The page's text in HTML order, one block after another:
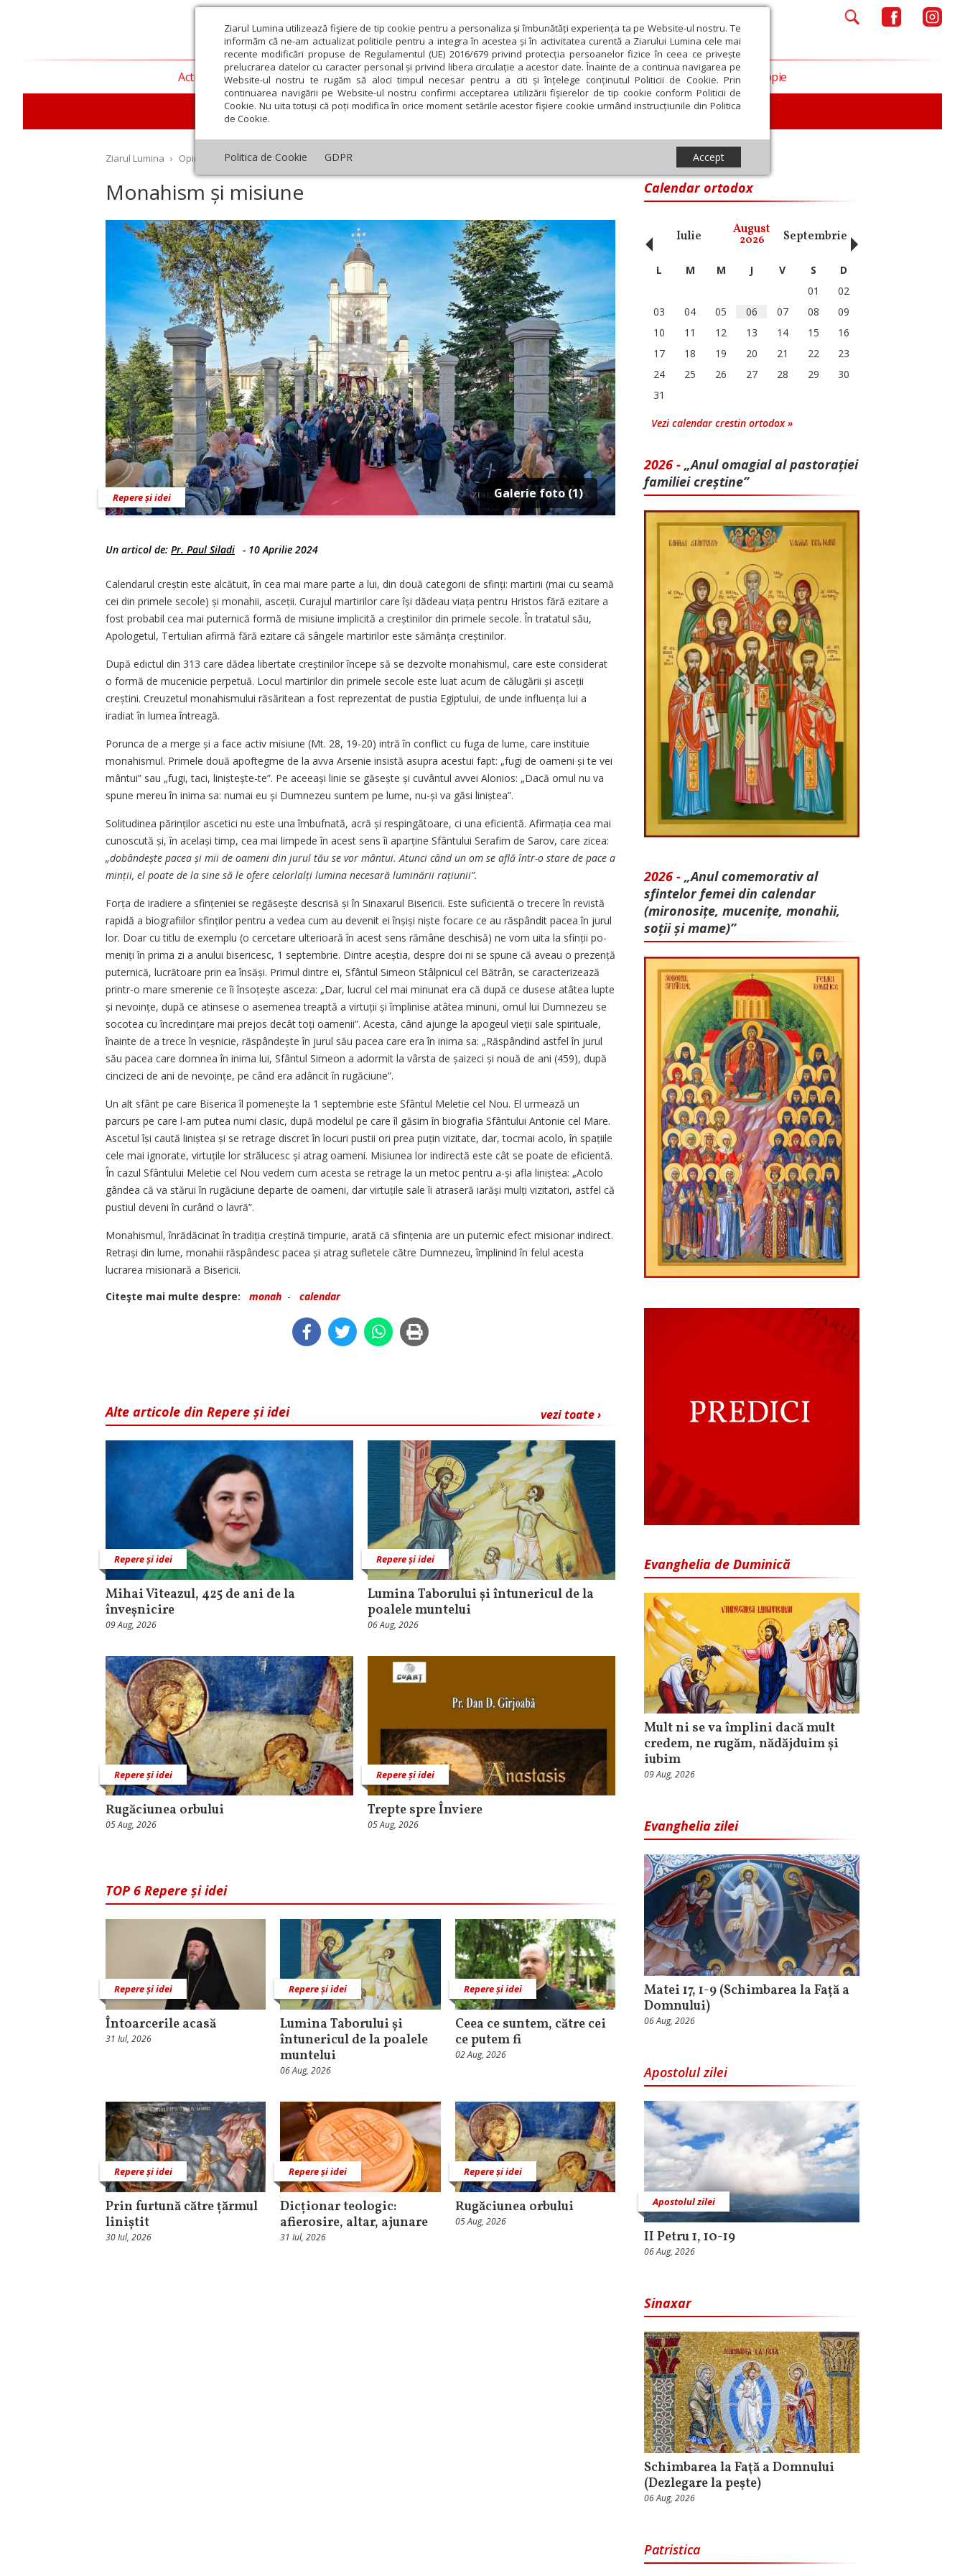
Ziarul Lumina utilizează fişiere de tip cookie pentru a personaliza și îmbunătăți experiența ta pe Website-ul nostru. Te
informăm că ne-am actualizat politicile pentru a integra în acestea și în activitatea curentă a Ziarului Lumina cele mai
recente modificări propuse de Regulamentul (UE) 2016/679 privind protecția persoanelor fizice în ceea ce privește
prelucrarea datelor cu caracter personal și privind libera circulație a acestor date. Înainte de a continua navigarea pe
Website-ul nostru te rugăm să aloci timpul necesar pentru a citi și înțelege conținutul Politicii de Cookie. Prin
continuarea navigării pe Website-ul nostru confirmi acceptarea utilizării fişierelor de tip cookie conform Politicii de
Cookie. Nu uita totuși că poți modifica în orice moment setările acestor fişiere cookie urmând instrucțiunile din Politica
de Cookie.
Politica de Cookie GDPR Accept
Actualitate religioasă Teologie și spiritualitate Educaţie și Cultură Societate Opinii
Editorial Repere și idei Pilda zilei
Filantropie
Ziarul Lumina › Opinii Repere și idei › Monahism și misiune
Monahism și misiune
Galerie foto (1)
Repere și idei
Un articol de: Pr. Paul Siladi - 10 Aprilie 2024
Calendarul creștin este alcătuit, în cea mai mare parte a lui, din două categorii de sfinți: martirii (mai cu seamă
cei din primele secole) și monahii, asceții. Curajul martirilor care își dădeau viața pentru Hristos fără ezitare a
fost probabil cea mai puternică formă de misiune implicită a creștinilor din primele secole. În tratatul său,
Apologetul, Tertulian afirmă fără ezitare că sângele martirilor este sămânța creștinilor.
După edictul din 313 care dădea libertate creștinilor începe să se dezvolte monahismul, care este considerat
o formă de mucenicie perpetuă. Locul martirilor din primele secole este luat acum de călugării și asceții
creștini. Creuzetul monahismului răsăritean a fost reprezentat de pustia Egiptului, de unde influența lui a
iradiat în lumea întreagă.
Porunca de a merge și a face activ misiune (Mt. 28, 19-20) intră în conflict cu fuga de lume, care instituie
monahismul. Primele două apoftegme de la avva Arsenie insistă asupra acestui fapt: „fugi de oameni și te vei
mântui” sau „fugi, taci, liniștește-te”. Pe aceeași linie se găsește și cuvântul avvei Alonios: „Dacă omul nu va
spune mereu în inima sa: numai eu și Dumnezeu suntem pe lume, nu-și va găsi liniștea”.
Solitudinea părinților ascetici nu este una îmbufnată, acră și respingătoare, ci una eficientă. Afirma­ția cea mai
cunoscută și, în același timp, cea mai limpede în acest sens îi aparține Sfântului Serafim de Sarov, care zicea:
„dobândește pacea și mii de oameni din jurul tău se vor mântui. Atunci când un om se află într-o stare de pace a
minții, el poate de la sine să le ofere celor­lalți lumina necesară luminării rațiunii”.
Forța de iradiere a sfințeniei se regăsește descrisă și în Sinaxarul Bisericii. Este suficientă o trecere în revistă
rapidă a biografiilor sfinților pentru a vedea cum au devenit ei înșiși niște focare ce au răspândit pacea în jurul
lor. Doar cu titlu de exemplu (o cercetare ulterioară în acest sens rămâne deschisă) ne vom uita la sfinții po­
me­niți în prima zi a anului bisericesc, 1 septembrie. Dintre aceștia, despre doi ni se spune că aveau o prezență
puternică, lucrătoare prin ea însăși. Primul dintre ei, Sfântul Simeon Stâlpnicul cel Bătrân, se caracterizează
printr-o mare smerenie ce îi însoțește asceza: „Dar, lucrul cel mai minunat era că după ce dusese atâtea lupte
și nevoințe, după ce atinsese o asemenea treaptă a virtuții și împlinise atâtea minuni, omul lui Dumnezeu se
socotea cu încredințare mai prejos decât toți oamenii”. Acesta, când ajunge la apogeul vieții sale spirituale,
îna­inte de a trece în veșnicie, răs­pân­dește în jurul său pacea care era în inima sa: „Răspândind astfel în jurul
său pacea care domnea în inima lui, Sfântul Simeon a adormit la vârsta de șaizeci și nouă de ani (459), după
cincizeci de ani de nevoințe, pe când era adâncit în rugăciune”.
Un alt sfânt pe care Biserica îl pomenește la 1 septembrie este Sfântul Meletie cel Nou. El urmează un
parcurs pe care l-am putea numi clasic, după modelul pe care îl găsim în biografia Sfântului Antonie cel Mare.
Ascetul își caută liniștea și se retrage discret în locuri pustii ori prea puțin vizitate, dar, tocmai acolo, în spațiile
cele mai ignorate, virtuțile lor strălucesc și atrag oameni. Misiunea lor indirectă este cât se poate de eficientă.
În cazul Sfântului Meletie cel Nou vedem cum acesta se retrage la un metoc pentru a-și afla liniștea: „Acolo
gândea că va stărui în rugăciune departe de oameni, dar virtuțile sale îi atraseră iarăși mulți vizitatori, astfel că
pustiul deveni în curând o lavră”.
Monahismul, înrădăcinat în tradiția creștină timpurie, arată că sfințenia are un puternic efect misionar indirect.
Retrași din lume, monahii răspândesc pacea și atrag sufletele către Dumnezeu, împlinind în felul acesta
lucrarea misionară a Bisericii.
Citeşte mai multe despre:
monah - calendar
vezi toate ›
Alte articole din Repere și idei
Repere și idei
Mihai Viteazul, 425 de ani de la
înveșnicire
09 Aug, 2026
Repere și idei
Lumina Taborului și întunericul de la
poalele muntelui
06 Aug, 2026
Repere și idei
Rugăciunea orbului
05 Aug, 2026
Repere și idei
Trepte spre Înviere
05 Aug, 2026
TOP 6 Repere și idei
Repere și idei
Întoarcerile acasă
31 Iul, 2026
Repere și idei
Lumina Taborului și
întunericul de la poalele
muntelui
06 Aug, 2026
Repere și idei
Ceea ce suntem, către cei
ce putem fi
02 Aug, 2026
Repere și idei
Prin furtună către țărmul
liniștit
30 Iul, 2026
Repere și idei
Dicționar teologic:
afierosire, altar, ajunare
31 Iul, 2026
Repere și idei
Rugăciunea orbului
05 Aug, 2026
Calendar ortodox
Octombrie Noiembrie Decembrie Ianuarie Februarie Martie Aprilie Mai Iulie August
2026 Septembrie Octombrie
‹ L M M J V S
D
01
02
03
04 05 06 07 08
09
10
11 12 13 14 15
16
17
18 19 20 21 22
23
24
25 26 27 28 29
30
31
Vezi calendar crestin ortodox »
2026 - „Anul omagial al pastorației
familiei creștine”
2026 - „Anul comemorativ al
sfintelor femei din calendar
(mironosițe, mu­cenițe, monahii,
soții și mame)”
Evanghelia de Duminică
Mult ni se va împlini dacă mult
credem, ne rugăm, nădăjduim și
iubim
09 Aug, 2026
Evanghelia zilei
Matei 17, 1-9 (Schimbarea la Față a
Domnului)
06 Aug, 2026
Apostolul zilei
Apostolul zilei
II Petru 1, 10-19
06 Aug, 2026
Sinaxar
Schimbarea la Faţă a Domnului
(Dezlegare la peşte)
06 Aug, 2026
Patristica